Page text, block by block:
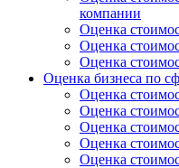
компании
Оценка
Оценка
Оценка
Оценка бизнеса по
Оценка
Оценка
Оценка
Оценка
Оценка